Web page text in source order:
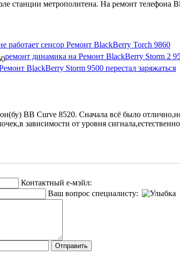
станции метрополитена. На ремонт
работает сенсор Ремонт BlackBerry Torch 9860
ремонт динамика на Ремонт BlackBerry Storm 2
BlackBerry Storm 9500 перестал заряжаться
BB Curve 8520. Сначала всё было
зависимости от уровня
Контактный е-мэйл:
Ваш вопрос специалисту: